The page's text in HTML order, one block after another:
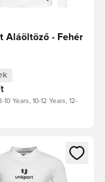
Aláöltöző - Fehér
10 Years, 10-12 Years, 12-
vagy a tagként
egy modált a